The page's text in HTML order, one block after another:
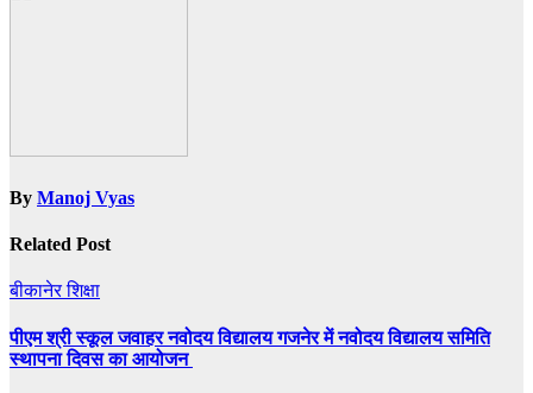
By Manoj Vyas
Related Post
बीकानेरशिक्षा
पीएम श्री स्कूल जवाहर नवोदय विद्यालय गजनेर में नवोदय विद्यालय समिति
स्थापना दिवस का आयोजन